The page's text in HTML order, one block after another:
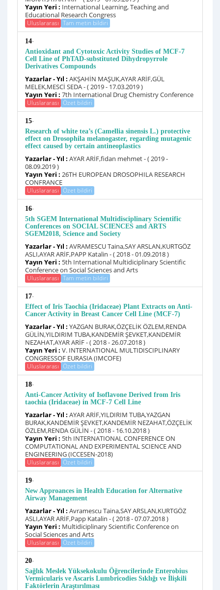
Yayın Yeri : International Learning, Teaching and
Educational Research Congress
Uluslararası Tam metin bildiri
14-
Antioxidant and Cytotoxic Activity Studies of MCF-7
Cell Line of PhTAD-substituted Dihydropyrrole
Derivatives Compounds
Yazarlar - Yıl : AKŞAHİN MAŞUK,AYAR ARİF,GÜL
MELEK,MESCİ SEDA - ( 2019 - 17.03.2019 )
Yayın Yeri : 7th International Drug Chemistry Conference
Uluslararası Özet bildiri
15-
Research of white tea’s (Camellia sinensis L.) protective
effect on Drosophila melanogaster, regarding mutagenic
effect caused by certain antineoplastics
Yazarlar - Yıl : AYAR ARİF,fidan mehmet - ( 2019 -
08.09.2019 )
Yayın Yeri : 26TH EUROPEAN DROSOPHILA RESEARCH
CONFRANCE
Uluslararası Özet bildiri
16-
5th SGEM International Multidisciplinary Scientific
Conferences on SOCIAL SCIENCES and ARTS
SGEM2018, Science and Society
Yazarlar - Yıl : AVRAMESCU Taina,SAY ARSLAN,KURTGÖZ
ASLI,AYAR ARİF,PAPP Katalin - ( 2018 - 01.09.2018 )
Yayın Yeri : 5th International Multidiciplinary Scientific
Conference on Social Sciences and Arts
Uluslararası Tam metin bildiri
17-
Effect of Iris Taochia (Iridaceae) Plant Extracts on Anti-
Cancer Activity in Breast Cancer Cell Line (MCF-7)
Yazarlar - Yıl : YAZGAN BURAK,ÖZÇELİK ÖZLEM,RENDA
GÜLİN,YILDIRIM TUBA,KANDEMİR ŞEVKET,KANDEMİR
NEZAHAT,AYAR ARİF - ( 2018 - 26.07.2018 )
Yayın Yeri : V. INTERNATIONAL MULTIDISCIPLINARY
CONGRESSOF EURASIA (IMCOFE)
Uluslararası Özet bildiri
18-
Anti-Cancer Activity of Isoflavone Derived from Iris
taochia (Iridaceae) in MCF-7 Cell Line
Yazarlar - Yıl : AYAR ARİF,YILDIRIM TUBA,YAZGAN
BURAK,KANDEMİR ŞEVKET,KANDEMİR NEZAHAT,ÖZÇELİK
ÖZLEM,RENDA GÜLİN - ( 2018 - 16.10.2018 )
Yayın Yeri : 5th INTERNATIONAL CONFERENCE ON
COMPUTATIONAL AND EXPERIMENTAL SCIENCE AND
ENGINEERING (ICCESEN-2018)
Uluslararası Özet bildiri
19-
New Approances in Health Education for Alternative
Airway Management
Yazarlar - Yıl : Avramescu Taina,SAY ARSLAN,KURTGÖZ
ASLI,AYAR ARİF,Papp Katalin - ( 2018 - 07.07.2018 )
Yayın Yeri : Multidiciplinary Scientific Conference on
Social Sciences and Arts
Uluslararası Özet bildiri
20-
Sağlık Meslek Yüksekokulu Öğrencilerinde Enterobius
Vermicularis ve Ascaris Lumbricodies Sıklığı ve İlişkili
Faktörlerin Araştırılması